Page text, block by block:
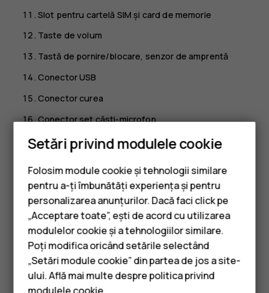
Smartphone-uri
Telefoane clasice
Accesorii
Slot pentru cartelă SIM și card de memorie
Taste de volum
Tastă de pornire/blocare, senzor de amprentă
Conector USB
Conector curea
Conector set căști-microfon
Microfon
Este posibil ca unele dintre accesoriile menționate în
acest ghid al utilizatorului, cum ar fi încărcătorul, setul de
căști-microfon sau cablul de date, să fie vândute separat.
*Google Assistant nu este disponibil în anumite limbi și
țări. Acolo unde nu este disponibil, Google Assistant este
înlocuit cu Căutare Google. Verificați disponibilitatea la
https://support.google.com/assistant.
Setări privind modulele cookie
Folosim module cookie și tehnologii similare
pentru a-ți îmbunătăți experiența și pentru
personalizarea anunțurilor. Dacă faci click pe
„Acceptare toate”, ești de acord cu utilizarea
modulelor cookie și a tehnologiilor similare.
Poți modifica oricând setările selectând
„Setări module cookie” din partea de jos a site-
ului. Află mai multe despre politica privind
modulele cookie.